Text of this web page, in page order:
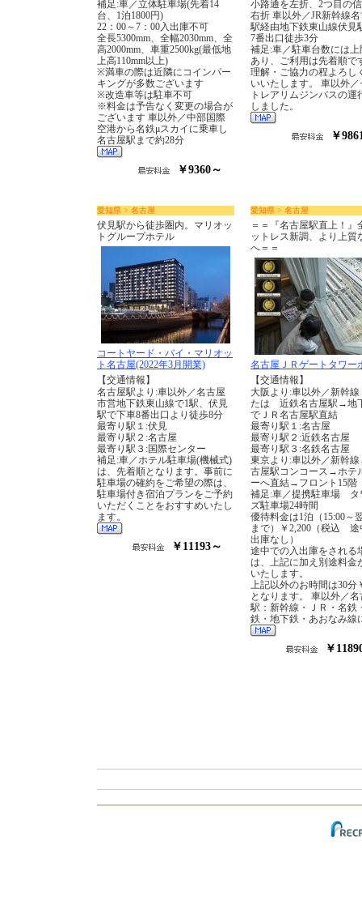
補足:車／立体駐車場(先着14
台、1泊1800円)
22：00～7：00入出庫不可
全長5300mm、全幅2030mm、全
高2000mm、車重2500kg(最低地
上高110mm以上)
※満車の際は近隣にコインパー
キングが多数ございます
※改造車等は駐車不可
※料金は予告なく変更の場合が
ございます 車以外／中部国際
空港から名鉄μスカイに乗車し
名古屋駅まで約28分
￥9360～
小路通を左折、2つ目の
右折 車以外／JR新幹線
駅経由地下鉄東山線伏見
7番出口徒歩3分
補足:車／駐車台数には上
あり、ご利用は先着順で
理解・ご協力の程よろし
いいたします。 車以外／
トレアリムジンバスの運
しました。
￥
愛知県 > 名古屋
伏見駅から徒歩圏内。マリオッ
トグループホテル
コートヤード・バイ・マリオッ
ト名古屋(2022年3月開業)
【交通情報】
名古屋駅より:車以外／名古屋
市営地下鉄東山線で1駅、伏見
駅で下車8番出口より徒歩8分
最寄り駅１:伏見
最寄り駅２:名古屋
最寄り駅３:国際センター
補足:車／ホテル駐車場(機械式)
は、先着順となります。事前に
駐車場の確約をご希望の際は、
駐車場付き宿泊プランをご予約
いただくことをおすすめいたし
ます。
￥11193～
愛知県 > 名古屋
＝＝『名古屋駅直上！』
ットレス新調、より上質
へ＝＝
名古屋ＪＲゲートタワー
【交通情報】
大阪より:車以外／新幹
たは 近鉄名古屋駅→地
でＪＲ名古屋駅直結
最寄り駅１:名古屋
最寄り駅２:近鉄名古屋
最寄り駅３:名鉄名古屋
東京より:車以外／新幹
古屋駅コンコース→ホテ
ーへ直結→フロント15階
補足:車／提携駐車場 タ
ズ駐車場24時間
優待料金は1泊（15:00～
まで）￥2,200（税込 途
出庫なし）
途中での入出庫をされる
は、上記に加え別途料金
いたします。
上記以外のお時間は30分
となります。 車以外／名
駅：新幹線・ＪＲ・名鉄
鉄・地下鉄・あおなみ線
￥